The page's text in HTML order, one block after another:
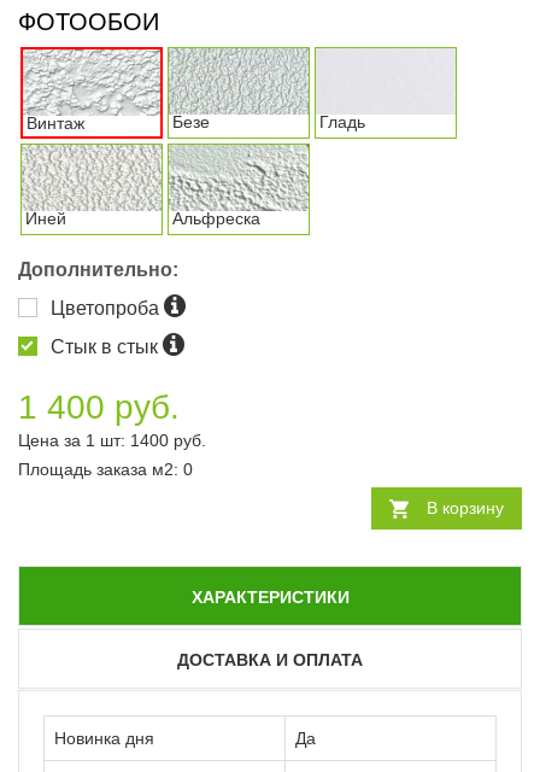
ФОТООБОИ
Винтаж Безе Гладь
Иней Альфреска
Дополнительно:
Цветопроба
Стык в стык
1 400 руб.
Цена за 1 шт: 1400 руб.
Площадь заказа м2: 0
В корзину
ХАРАКТЕРИСТИКИ
ДОСТАВКА И ОПЛАТА
Новинка дня Да